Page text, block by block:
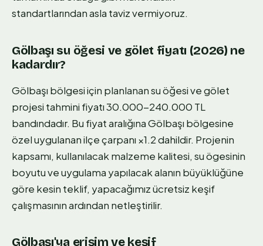
standartlarından asla taviz vermiyoruz.
Gölbaşı su öğesi ve gölet fiyatı (2026) ne
kadardır?
Gölbaşı bölgesi için planlanan su öğesi ve gölet
projesi tahmini fiyatı 30.000-240.000 TL
bandındadır. Bu fiyat aralığına Gölbaşı bölgesine
özel uygulanan ilçe çarpanı ×1.2 dahildir. Projenin
kapsamı, kullanılacak malzeme kalitesi, su ögesinin
boyutu ve uygulama yapılacak alanın büyüklüğüne
göre kesin teklif, yapacağımız ücretsiz keşif
çalışmasının ardından netleştirilir.
Gölbaşı'ya erişim ve keşif